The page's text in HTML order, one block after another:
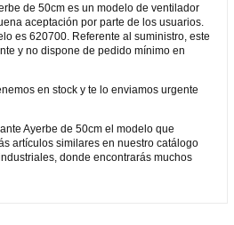
de 50cm es un modelo de ventilador
aceptación por parte de los usuarios.
es 620700. Referente al suministro, este
y no dispone de pedido mínimo en
en stock y te lo enviamos urgente
Ayerbe de 50cm el modelo que
artículos similares en nuestro catálogo
donde encontrarás muchos